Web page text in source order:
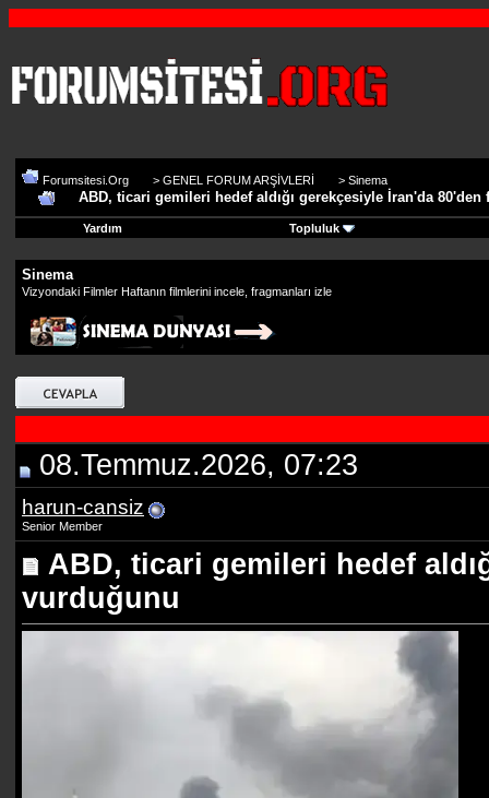
Forumsitesi.Org > GENEL FORUM ARŞİVLERİ > Sinema
ABD, ticari gemileri hedef aldığı gerekçesiyle İran'da
Yardım Topluluk
Sinema
Vizyondaki Filmler Haftanın filmlerini incele, fragmanları izle
08.Temmuz.2026, 07:23
harun-cansiz
Senior Member
ABD, ticari gemileri hedef
vurduğunu